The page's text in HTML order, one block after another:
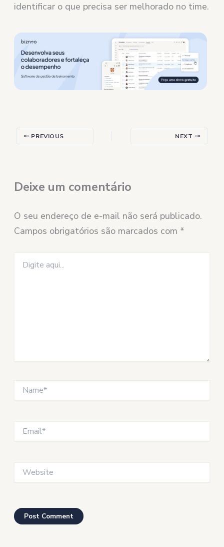
identificar o que precisa ser melhorado no time.
PREVIOUS NEXT
Deixe um comentário
O seu endereço de e-mail não será publicado.
Campos obrigatórios são marcados com *
aqui...